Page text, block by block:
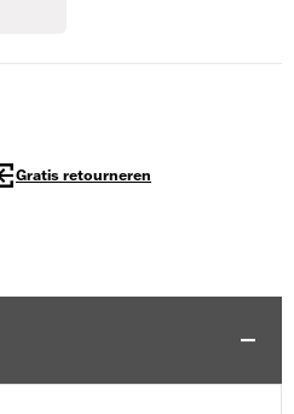
Gratis retourneren